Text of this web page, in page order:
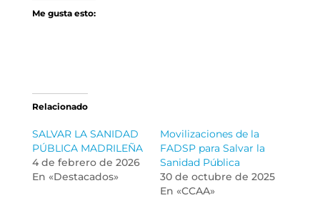
Me gusta esto:
Relacionado
SALVAR LA SANIDAD
PÚBLICA MADRILEÑA
4 de febrero de 2026
En «Destacados»
Movilizaciones de la
FADSP para Salvar la
Sanidad Pública
30 de octubre de 2025
En «CCAA»